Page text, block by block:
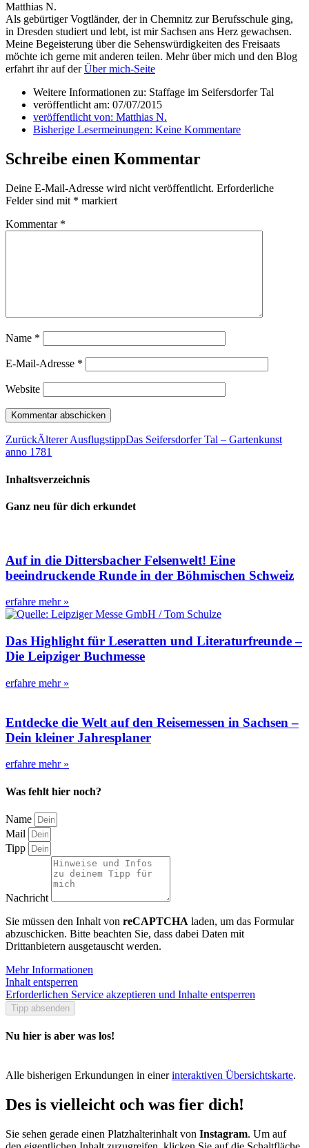
Matthias N.
Als gebürtiger Vogtländer, der in Chemnitz zur Berufsschule ging,
in Dresden studiert und lebt, ist mir Sachsen ans Herz gewachsen.
Meine Begeisterung über die Sehenswürdigkeiten des Freisaats
möchte ich gerne mit anderen teilen. Mehr über mich und den Blog
erfahrt ihr auf derÜber mich-Seite
Weitere Informationen zu: Staffage im Seifersdorfer Tal
veröffentlicht am: 07/07/2015
veröffentlicht von: Matthias N.
Bisherige Lesermeinungen: Keine Kommentare
Schreibe einen Kommentar
Deine E-Mail-Adresse wird nicht veröffentlicht. Erforderliche
Felder sind mit * markiert
Kommentar *
Name *
E-Mail-Adresse *
Website
ZurückÄlterer AusflugstippDas Seifersdorfer Tal – Gartenkunst
anno 1781
Inhaltsverzeichnis
Ganz neu für dich erkundet
Auf in die Dittersbacher Felsenwelt! Eine
beeindruckende Runde in der Böhmischen Schweiz
erfahre mehr »
Das Highlight für Leseratten und Literaturfreunde –
Die Leipziger Buchmesse
erfahre mehr »
Entdecke die Welt auf den Reisemessen in Sachsen –
Dein kleiner Jahresplaner
erfahre mehr »
Was fehlt hier noch?
Name
Mail
Tipp
Nachricht
Sie müssen den Inhalt von reCAPTCHA laden, um das Formular
abzuschicken. Bitte beachten Sie, dass dabei Daten mit
Drittanbietern ausgetauscht werden.
Mehr Informationen
Inhalt entsperren
Erforderlichen Service akzeptieren und Inhalte entsperren
Tipp absenden
Nu hier is aber was los!
Alle bisherigen Erkundungen in einerinteraktiven Übersichtskarte.
Des is vielleicht och was fier dich!
Sie sehen gerade einen Platzhalterinhalt von Instagram. Um auf